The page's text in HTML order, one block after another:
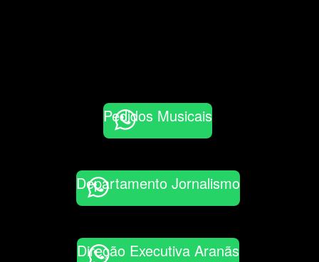
Pedidos Musicais
Departamento Jornalismo
Direção Executiva Aranãs